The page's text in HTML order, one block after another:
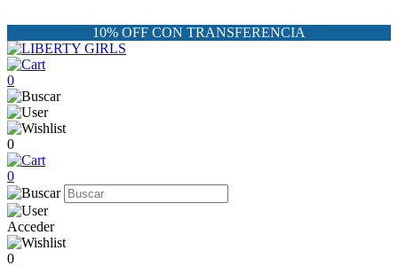
10% OFF CON TRANSFERENCIA
0
0
0
Acceder
0